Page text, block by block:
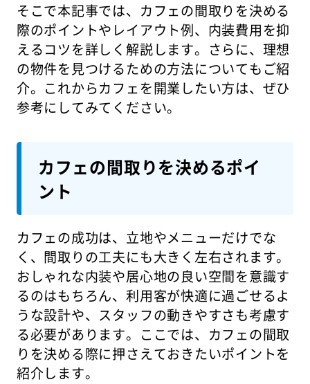
そこで本記事では、カフェの間取りを決める
際のポイントやレイアウト例、内装費用を抑
えるコツを詳しく解説します。さらに、理想
の物件を見つけるための方法についてもご紹
介。これからカフェを開業したい方は、ぜひ
参考にしてみてください。
カフェの間取りを決めるポイ
ント
カフェの成功は、立地やメニューだけでな
く、間取りの工夫にも大きく左右されます。
おしゃれな内装や居心地の良い空間を意識す
るのはもちろん、利用客が快適に過ごせるよ
うな設計や、スタッフの動きやすさも考慮す
る必要があります。ここでは、カフェの間取
りを決める際に押さえておきたいポイントを
紹介します。